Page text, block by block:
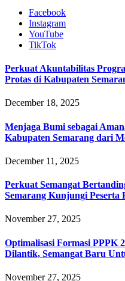
Facebook
Instagram
YouTube
TikTok
Perkuat Akuntabilitas
Protas di Kabupaten
December 18, 2025
Menjaga Bumi sebagai
Kabupaten Semarang dari
December 11, 2025
Perkuat Semangat
Semarang Kunjungi Peserta
November 27, 2025
Optimalisasi Formasi PPPK
Dilantik, Semangat Baru
November 27, 2025